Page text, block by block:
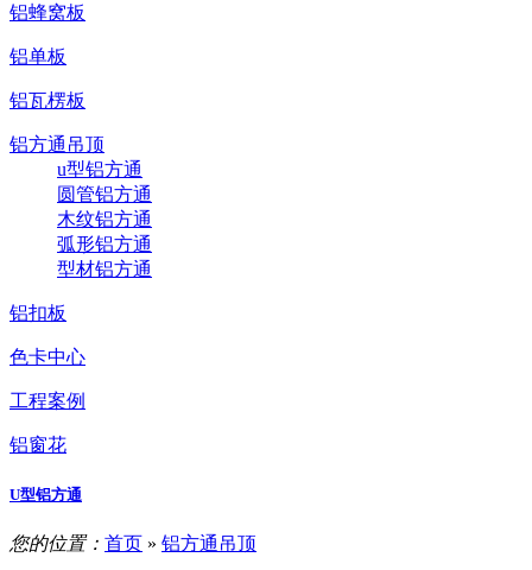
铝蜂窝板
铝单板
铝瓦楞板
铝方通吊顶
u型铝方通
圆管铝方通
木纹铝方通
弧形铝方通
型材铝方通
铝扣板
色卡中心
工程案例
铝窗花
U型铝方通
您的位置： 首页 » 铝方通吊顶